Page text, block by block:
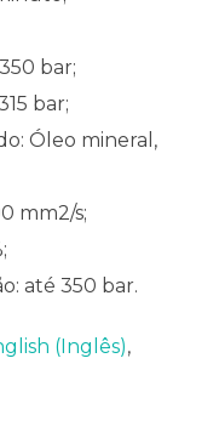
bar;
bar;
Óleo mineral,
mm2/s;
até 350 bar.
(Inglês)